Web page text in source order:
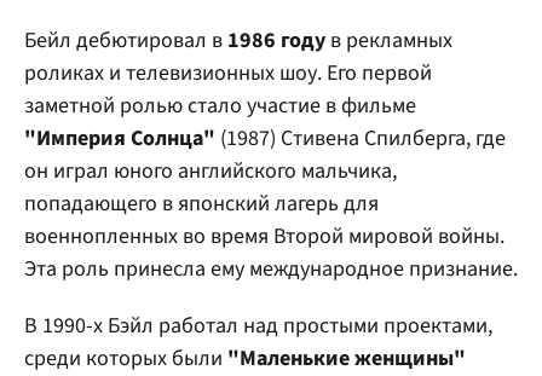
Бейл дебютировал в 1986 году в рекламных
роликах и телевизионных шоу. Его первой
заметной ролью стало участие в фильме
"Империя Солнца" (1987) Стивена Спилберга, где
он играл юного английского мальчика,
попадающего в японский лагерь для
военнопленных во время Второй мировой войны.
Эта роль принесла ему международное признание.
В 1990-х Бэйл работал над простыми проектами,
среди которых были "Маленькие женщины"